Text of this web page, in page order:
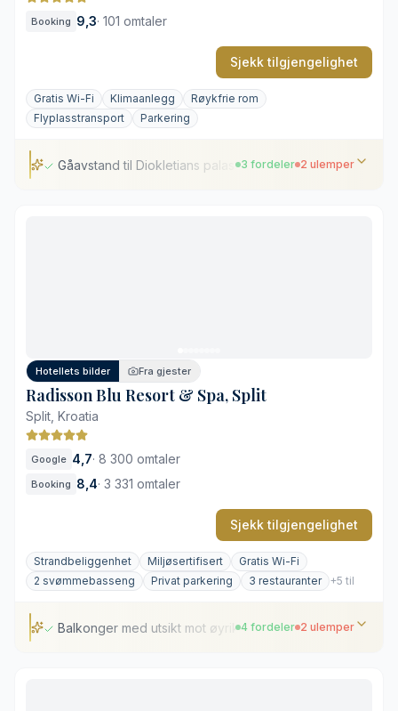
Booking 9,3· 101 omtaler
Sjekk tilgjengelighet
Gratis Wi-Fi Klimaanlegg
Røykfrie rom
Flyplasstransport
Parkering
Gåavstand til Diokletians palass3 fordeler 2 ulemper
Hotellets bilder Fra gjester
Radisson Blu Resort & Spa, Split
Split, Kroatia
Google 4,7· 8 300 omtaler
Booking 8,4· 3 331 omtaler
Sjekk tilgjengelighet
Strandbeliggenhet Miljøsertifisert
Gratis Wi-Fi
2 svømmebasseng
Privat parkering 3 restauranter +5 til
Balkonger med utsikt mot øyriket4 fordeler 2 ulemper